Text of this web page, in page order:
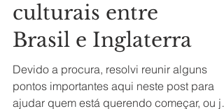
Quais são as
diferenças
culturais entre
Brasil e Inglaterra